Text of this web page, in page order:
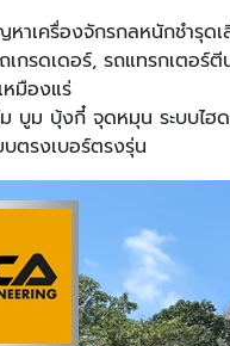
าเครื่องจักรกลหนักชำรุดเ
กรดเดอร์, รถแทรกเตอร์ตี
มืองแร่
บูม บุ้งกี๋ จุดหมุน ระบบไฮ
บตรงเบอร์ตรงรุ่น